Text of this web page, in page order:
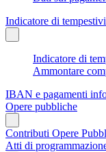
Indicatore di
Indicatore di
Ammontare
IBAN e pagamenti
Opere pubbliche
Contributi Opere
Atti di